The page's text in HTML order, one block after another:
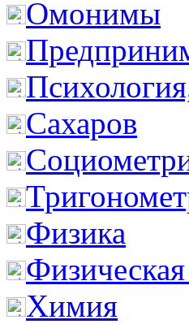
Омонимы
Сахаров
Физика
Химия